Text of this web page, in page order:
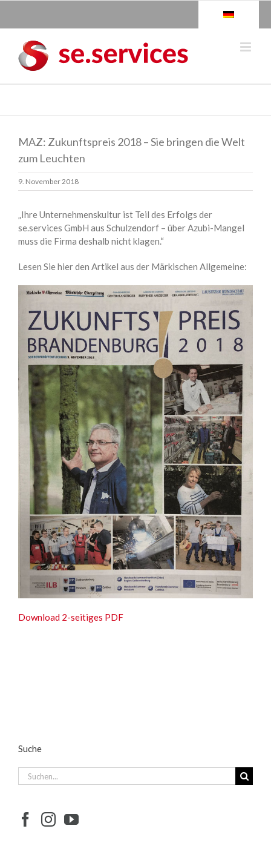
MAZ: Zukunftspreis 2018 – Sie bringen die Welt
zum Leuchten
9. November 2018
„Ihre Unternehmenskultur ist Teil des Erfolgs der
se.services GmbH aus Schulzendorf – über Azubi-Mangel
muss die Firma deshalb nicht klagen.“
Lesen Sie hier den Artikel aus der Märkischen Allgemeine:
Download 2-seitiges PDF
Suche
Suche
nach: